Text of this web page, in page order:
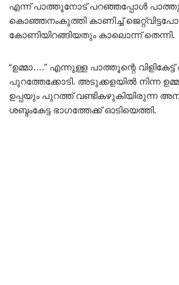
എന്ന് പാത്തൂനോട് പറഞ്ഞപ്പോൾ
കൊഞ്ഞനംകുത്തി കാണിച്ച്
കോണിയിറങ്ങിയതും കാലൊന്ന് തെന്നി.
“ഉമ്മാ….” എന്നുള്ള പാത്തൂന്റെ
പുറത്തേക്കോടി. അടുക്കളയിൽ നിന്ന
ഉപ്പയും പുറത്ത് വണ്ടികഴുകിയിരുന്ന
ശബ്ദംകേട്ട ഭാഗത്തേക്ക് ഓടിയെത്തി.